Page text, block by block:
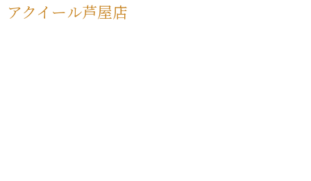
アクイール芦屋店